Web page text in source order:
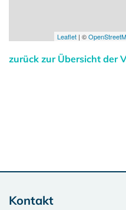
Leaflet | ©
zurück zur Übersicht der
Kontakt